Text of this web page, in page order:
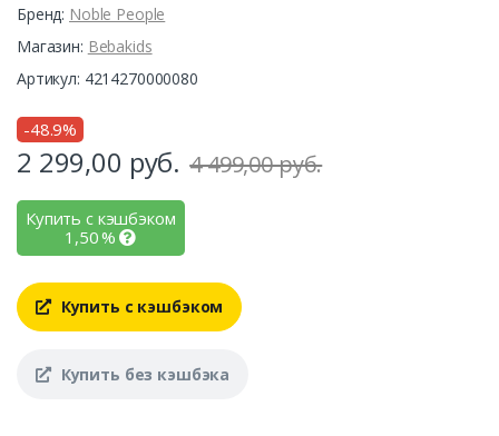
Бренд: Noble People
Магазин: Bebakids
Артикул: 4214270000080
-48.9%
2 299,00 руб. 4 499,00 руб.
Купить с кэшбэком
1,50%
Купить с кэшбэком
Купить без кэшбэка